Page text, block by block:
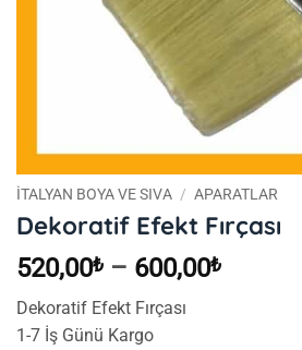
İTALYAN BOYA VE SIVA / APARATLAR
Dekoratif Efekt Fırçası
520,00₺ – 600,00₺Fiyat
Dekoratif Efekt Fırçası
1-7 İş Günü Kargo